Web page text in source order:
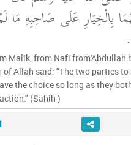
بِالْخِيَارِ عَلَى صَاحِبِهِ مَا لَمْ
‏ ‏.‏
Malik, from Nafi from'Abdullah
of Allah said: "The two parties to
the choice so long as they
(Sahih )